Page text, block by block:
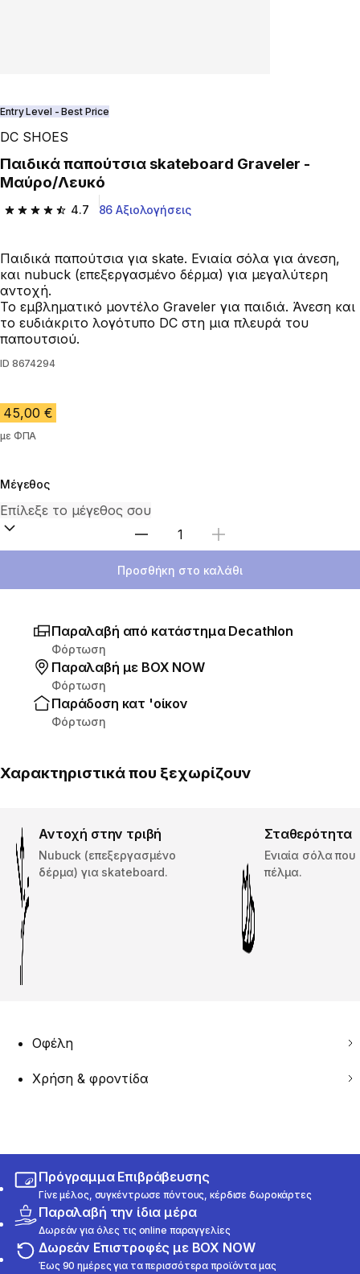
Entry Level - Best Price
DC SHOES
Παιδικά παπούτσια skateboard Graveler -
Μαύρο/Λευκό
4.7
4.7 out of 5 stars from 86 reviews
86 Αξιολογήσεις
Παιδικά παπούτσια για skate. Ενιαία σόλα για άνεση,
και nubuck (επεξεργασμένο δέρμα) για μεγαλύτερη
αντοχή.
Το εμβληματικό μοντέλο Graveler για παιδιά. Άνεση και
το ευδιάκριτο λογότυπο DC στη μια πλευρά του
παπουτσιού.
ID 8674294
45,00 €
με ΦΠΑ
Μέγεθος
Επιλέξτε ποσότητα
Προσθήκη στο καλάθι
Παραλαβή από κατάστημα Decathlon
Φόρτωση
Παραλαβή με ΒΟΧ ΝΟW
Φόρτωση
Παράδοση κατ 'οίκον
Φόρτωση
Χαρακτηριστικά που ξεχωρίζουν
Αντοχή στην τριβή
Nubuck (επεξεργασμένο
δέρμα) για skateboard.
Σταθερότητα
Ενιαία σόλα που
πέλμα.
Οφέλη
Χρήση & φροντίδα
Πρόγραμμα Επιβράβευσης
Γίνε μέλος, συγκέντρωσε πόντους, κέρδισε δωροκάρτες
Παραλαβή την ίδια μέρα
Δωρεάν για όλες τις online παραγγελίες
Δωρεάν Επιστροφές με BOX NOW
Έως 90 ημέρες για τα περισσότερα προϊόντα μας